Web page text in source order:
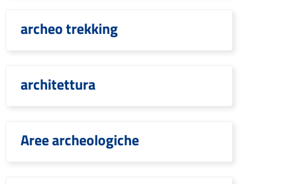
archeo trekking
architettura
Aree archeologiche